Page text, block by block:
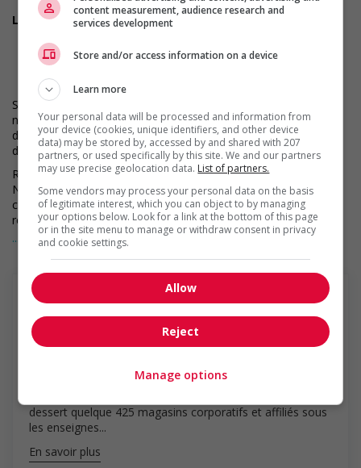
Les compétences recherchées :
Excellentes compétences en matière de service à la
clientèle
Un esprit analytique
Si vous êtes sélectionné pour une entrevue, veuillez informer
notre équipe en magasin pour vos besoins d'aménagements
durant le processus d'entrevue. Nous ferons le maximum afin
de répondre à vos besoins en matière d'accessibilité.
RONA est déterminée à encourager la diversité et l’inclusion.
Nous étudions la demande d’emploi de l’ensemble des
candidat(e)s qualifié(e)s, sans égard à leur race, couleur,
religion, orientation sexuelle, genre, nationalité d’origine, âge,
handicap ou tout autre statut protégé.
... Lire la suite
RONA inc.
résidentielle au Canada dont le siège social est établi à
dessert quelque 425 magasins corporatifs et affiliés sous
les enseignes...
En savoir plus
content measurement, audience research and
services development
Store and/or access information on a device
Learn more
Your personal data will be processed and information from
your device (cookies, unique identifiers, and other device
data) may be stored by, accessed by and shared with 207
partners, or used specifically by this site. We and our partners
may use precise geolocation data. List of partners.
Some vendors may process your personal data on the basis
of legitimate interest, which you can object to by managing
your options below. Look for a link at the bottom of this page
or in the site menu to manage or withdraw consent in privacy
and cookie settings.
Allow
Reject
Manage options